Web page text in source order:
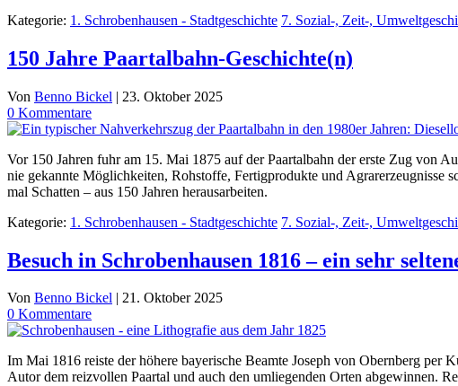
Kategorie: 1. Schrobenhausen - Stadtgeschichte 7. Sozial-, Zeit-,
150 Jahre Paartalbahn-Geschichte(n)
Von Benno Bickel | 23. Oktober 2025
0 Kommentare
Vor 150 Jahren fuhr am 15. Mai 1875 auf der Paartalbahn der erste Zug von
nie gekannte Möglichkeiten, Rohstoffe, Fertigprodukte und Agrarerzeugnisse
mal Schatten – aus 150 Jahren herausarbeiten.
Kategorie: 1. Schrobenhausen - Stadtgeschichte 7. Sozial-, Zeit-,
Besuch in Schrobenhausen 1816 – ein sehr
Von Benno Bickel | 21. Oktober 2025
0 Kommentare
Im Mai 1816 reiste der höhere bayerische Beamte Joseph von Obernberg per
Autor dem reizvollen Paartal und auch den umliegenden Orten abgewinnen.